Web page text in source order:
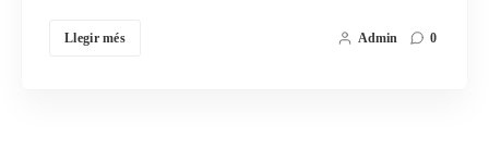
Llegir més Admin 0